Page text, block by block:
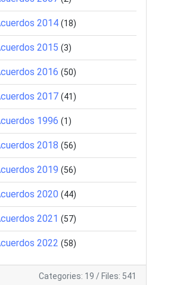
2014 (18)
2015 (3)
2016 (50)
2017 (41)
1996 (1)
2018 (56)
2019 (56)
2020 (44)
2021 (57)
2022 (58)
Categories: 19 / Files: 541